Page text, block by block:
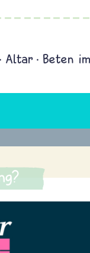
Altar Beten